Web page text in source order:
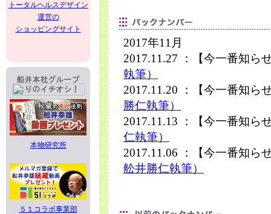
トータルヘルスデザイン
運営の
ショッピングサイト
本物研究所
５１コラボ事業部
2017年11月
2017.11.27 ：【今一番知ら
執筆）
2017.11.20 ：【今一番知ら
勝仁執筆）
2017.11.13 ：【今一番知ら
仁執筆）
2017.11.06 ：【今一番知ら
舩井勝仁執筆）